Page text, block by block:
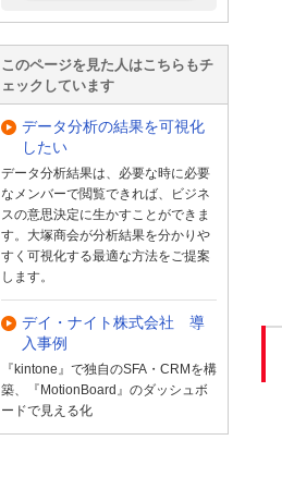
このページを見た人はこちらもチ
ェックしています
データ分析の結果を可視化
したい
データ分析結果は、必要な時に必要
なメンバーで閲覧できれば、ビジネ
スの意思決定に生かすことができま
す。大塚商会が分析結果を分かりや
すく可視化する最適な方法をご提案
します。
デイ・ナイト株式会社 導
入事例
『kintone』で独自のSFA・CRMを構
築、『MotionBoard』のダッシュボ
ードで見える化